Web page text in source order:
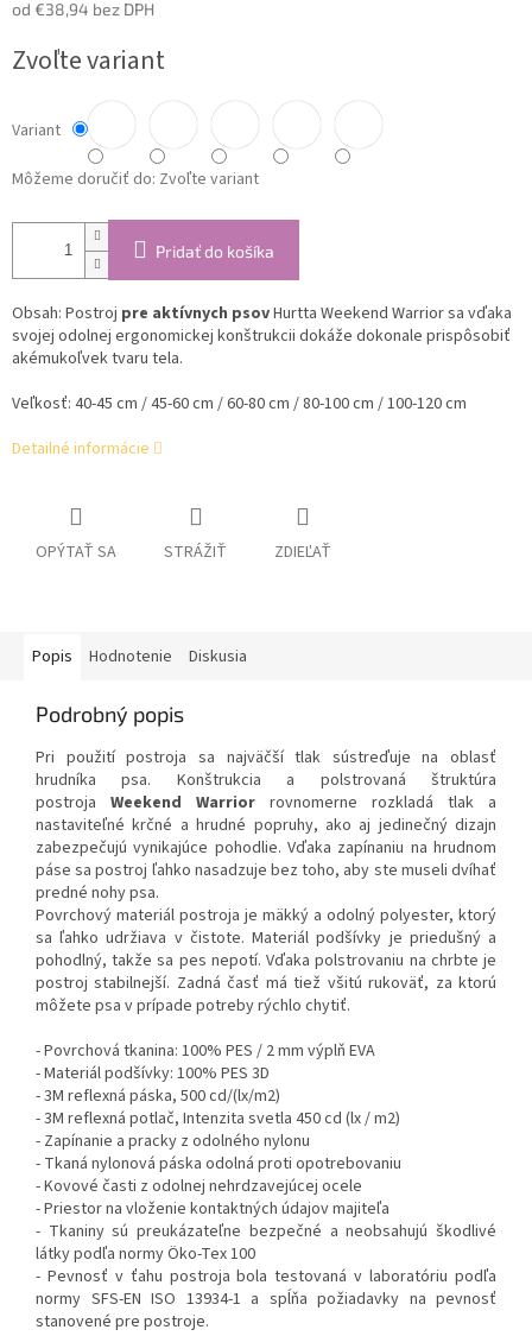
od €38,94 bez DPH
cena:
Zvoľte variant
Variant
Môžeme doručiť do: Zvoľte variant
Pridať do košíka
Obsah: Postroj pre aktívnych psovHurtta Weekend Warrior sa vďaka
svojej odolnej ergonomickej konštrukcii dokáže dokonale prispôsobiť
akémukoľvek tvaru tela.
Veľkosť: 40-45 cm / 45-60 cm / 60-80 cm / 80-100 cm / 100-120 cm
Detailné informácie
OPÝTAŤ SA STRÁŽIŤ ZDIEĽAŤ
Popis Hodnotenie Diskusia
Podrobný popis
Pri použití postroja sa najväčší tlak sústreďuje na oblasť
hrudníka psa. Konštrukcia a polstrovaná štruktúra
postroja
Weekend Warrior rovnomerne rozkladá tlak a
nastaviteľné krčné a hrudné popruhy, ako aj jedinečný dizajn
zabezpečujú vynikajúce pohodlie. Vďaka zapínaniu na hrudnom
páse sa postroj ľahko nasadzuje bez toho, aby ste museli dvíhať
predné nohy psa.
Povrchový materiál postroja je mäkký a odolný polyester, ktorý
sa ľahko udržiava v čistote. Materiál podšívky je priedušný a
pohodlný, takže sa pes nepotí. Vďaka polstrovaniu na chrbte je
postroj stabilnejší. Zadná časť má tiež všitú rukoväť, za ktorú
môžete psa v prípade potreby rýchlo chytiť.
- Povrchová tkanina: 100% PES / 2 mm výplň EVA
- Materiál podšívky: 100% PES 3D
- 3M reflexná páska, 500 cd/(lx/m2)
- 3M reflexná potlač, Intenzita svetla 450 cd (lx / m2)
- Zapínanie a pracky z odolného nylonu
- Tkaná nylonová páska odolná proti opotrebovaniu
- Kovové časti z odolnej nehrdzavejúcej ocele
- Priestor na vloženie kontaktných údajov majiteľa
- Tkaniny sú preukázateľne bezpečné a neobsahujú škodlivé
látky podľa normy Öko-Tex 100
- Pevnosť v ťahu postroja bola testovaná v laboratóriu podľa
normy SFS-EN ISO 13934-1 a spĺňa požiadavky na pevnosť
stanovené pre postroje.